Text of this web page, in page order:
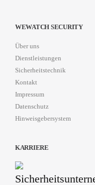
WEWATCH SECURITY
Über uns
Dienstleistungen
Sicherheitstechnik
Kontakt
Impressum
Datenschutz
Hinweisgebersystem
KARRIERE